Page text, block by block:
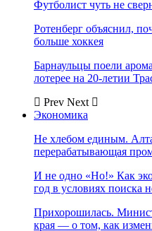
Футболист чуть не
Ротенберг объяснил,
больше хоккея
Барнаульцы поели
лотерее на 20-летии
Prev Next
Экономика
Не хлебом единым.
перерабатывающая
И не одно «Но!» Как
год в условиях поиска
Прихорошилась.
края — о том, как